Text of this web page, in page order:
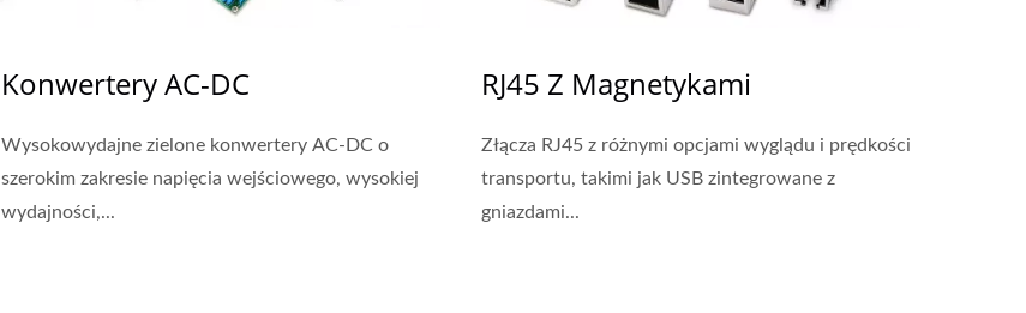
Konwertery AC-DC
Wysokowydajne zielone konwertery AC-DC o
szerokim zakresie napięcia wejściowego, wysokiej
wydajności,...
RJ45 Z Magnetykami
Złącza RJ45 z różnymi opcjami wyglądu i prędkości
transportu, takimi jak USB zintegrowane z
gniazdami...